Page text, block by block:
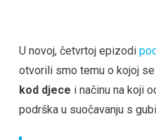
U novoj, četvrtoj epizodi
otvorili smo temu o kojoj
kod djece i načinu na koji
podrška u suočavanju s